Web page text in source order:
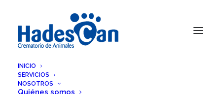
INICIO
SERVICIOS
NOSOTROS
Quiénes somos